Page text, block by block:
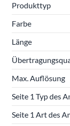
Produkttyp
Farbe
Länge
Max. Auflösung
Seite 1 Typ des
Seite 1 Art des